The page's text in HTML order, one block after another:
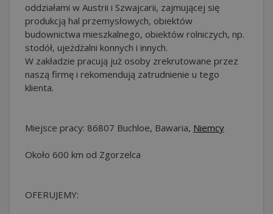
oddziałami w Austrii i Szwajcarii, zajmującej się
produkcją hal przemysłowych, obiektów
budownictwa mieszkalnego, obiektów rolniczych, np.
stodół, ujeżdżalni konnych i innych.
W zakładzie pracują już osoby zrekrutowane przez
naszą firmę i rekomendują zatrudnienie u tego
klienta.
Miejsce pracy: 86807 Buchloe, Bawaria, Niemcy
Około 600 km od Zgorzelca
OFERUJEMY: